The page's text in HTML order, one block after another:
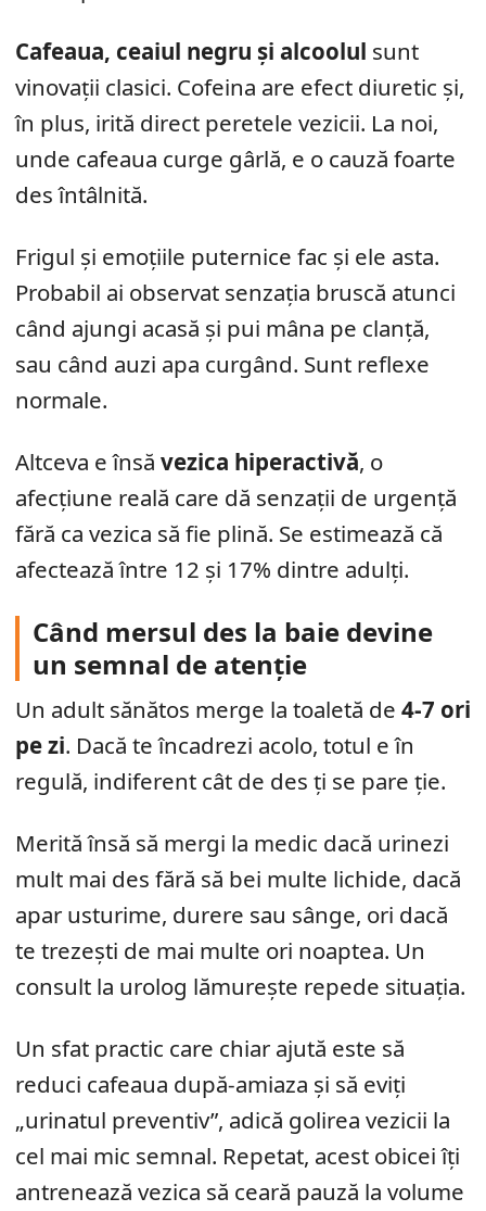
Cafeaua, ceaiul negru și alcoolul sunt
vinovații clasici. Cofeina are efect diuretic și,
în plus, irită direct peretele vezicii. La noi,
unde cafeaua curge gârlă, e o cauză foarte
des întâlnită.
Frigul și emoțiile puternice fac și ele asta.
Probabil ai observat senzația bruscă atunci
când ajungi acasă și pui mâna pe clanță,
sau când auzi apa curgând. Sunt reflexe
normale.
Altceva e însă vezica hiperactivă, o
afecțiune reală care dă senzații de urgență
fără ca vezica să fie plină. Se estimează că
afectează între 12 și 17% dintre adulți.
Când mersul des la baie devine
un semnal de atenție
Un adult sănătos merge la toaletă de 4-7 ori
pe zi. Dacă te încadrezi acolo, totul e în
regulă, indiferent cât de des ți se pare ție.
Merită însă să mergi la medic dacă urinezi
mult mai des fără să bei multe lichide, dacă
apar usturime, durere sau sânge, ori dacă
te trezești de mai multe ori noaptea. Un
consult la urolog lămurește repede situația.
Un sfat practic care chiar ajută este să
reduci cafeaua după-amiaza și să eviți
„urinatul preventiv”, adică golirea vezicii la
cel mai mic semnal. Repetat, acest obicei îți
antrenează vezica să ceară pauză la volume